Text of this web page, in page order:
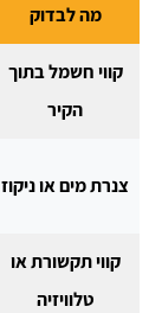
מה לבדוק
קווי חשמל בתוך
הקיר
צנרת מים או ניקוז
קווי תקשורת או
טלוויזיה